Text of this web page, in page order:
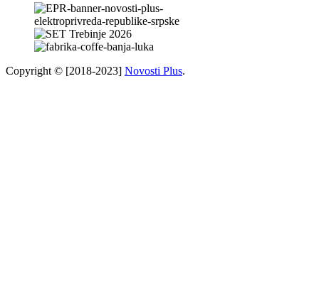
Copyright © [2018-2023] Novosti Plus.